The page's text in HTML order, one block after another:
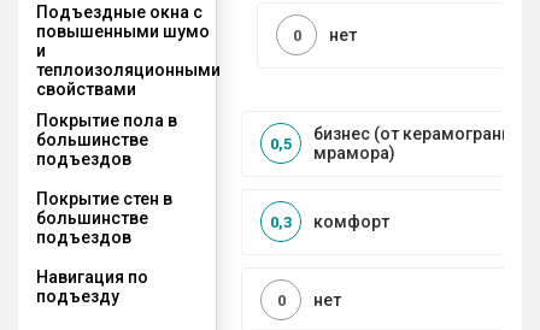
Подъездные окна с
повышенными шумо
и
теплоизоляционными
свойствами
нет
0
Покрытие пола в
большинстве
подъездов
бизнес (от керамогранита
мрамора)
0,5
Покрытие стен в
большинстве
подъездов
комфорт
0,3
Навигация по
подъезду
нет
0